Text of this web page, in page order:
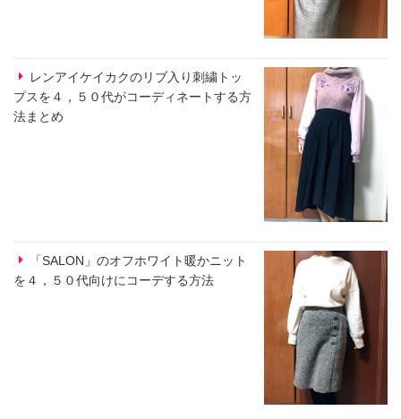
レンアイケイカクのリブ入り刺繍トッ
プスを４，５０代がコーディネートする方
法まとめ
「SALON」のオフホワイト暖かニット
を４，５０代向けにコーデする方法